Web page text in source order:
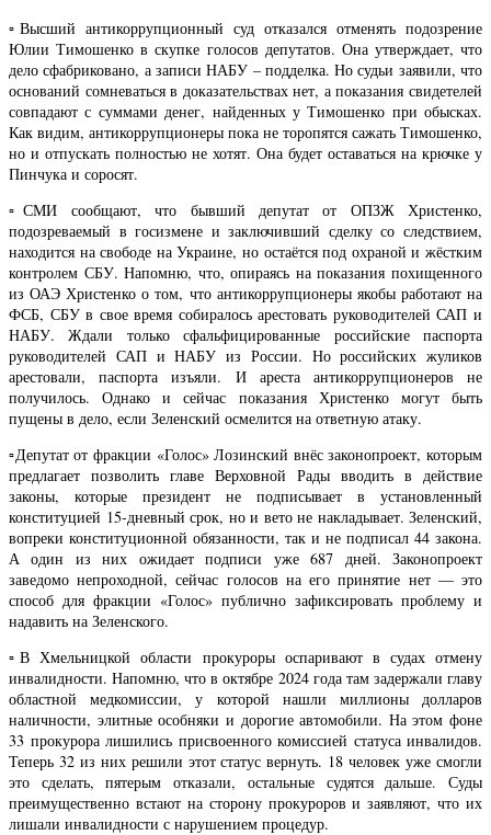
▫️Высший антикоррупционный суд отказался отменять подозрение
Юлии Тимошенко в скупке голосов депутатов. Она утверждает, что
дело сфабриковано, а записи НАБУ – подделка. Но судьи заявили, что
оснований сомневаться в доказательствах нет, а показания свидетелей
совпадают с суммами денег, найденных у Тимошенко при обысках.
Как видим, антикоррупционеры пока не торопятся сажать Тимошенко,
но и отпускать полностью не хотят. Она будет оставаться на крючке у
Пинчука и соросят.
▫️СМИ сообщают, что бывший депутат от ОПЗЖ Христенко,
подозреваемый в госизмене и заключивший сделку со следствием,
находится на свободе на Украине, но остаётся под охраной и жёстким
контролем СБУ. Напомню, что, опираясь на показания похищенного
из ОАЭ Христенко о том, что антикоррупционеры якобы работают на
ФСБ, СБУ в свое время собиралось арестовать руководителей САП и
НАБУ. Ждали только сфальфицированные российские паспорта
руководителей САП и НАБУ из России. Но российских жуликов
арестовали, паспорта изъяли. И ареста антикоррупционеров не
получилось. Однако и сейчас показания Христенко могут быть
пущены в дело, если Зеленский осмелится на ответную атаку.
▫️Депутат от фракции «Голос» Лозинский внёс законопроект, которым
предлагает позволить главе Верховной Рады вводить в действие
законы, которые президент не подписывает в установленный
конституцией 15-дневный срок, но и вето не накладывает. Зеленский,
вопреки конституционной обязанности, так и не подписал 44 закона.
А один из них ожидает подписи уже 687 дней. Законопроект
заведомо непроходной, сейчас голосов на его принятие нет — это
способ для фракции «Голос» публично зафиксировать проблему и
надавить на Зеленского.
▫️В Хмельницкой области прокуроры оспаривают в судах отмену
инвалидности. Напомню, что в октябре 2024 года там задержали главу
областной медкомиссии, у которой нашли миллионы долларов
наличности, элитные особняки и дорогие автомобили. На этом фоне
33 прокурора лишились присвоенного комиссией статуса инвалидов.
Теперь 32 из них решили этот статус вернуть. 18 человек уже смогли
это сделать, пятерым отказали, остальные судятся дальше. Суды
преимущественно встают на сторону прокуроров и заявляют, что их
лишали инвалидности с нарушением процедур.